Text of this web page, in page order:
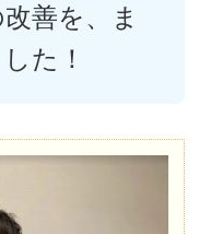
善を、ま
た！